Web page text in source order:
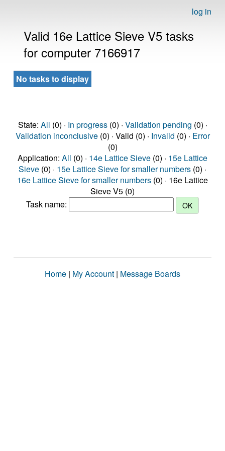
log in
Valid 16e Lattice Sieve V5 tasks
for computer 7166917
No tasks to display
State: All (0) · In progress(0) · Validation pending (0) ·
Validation inconclusive(0) · Valid (0) · Invalid (0) · Error
(0)
Application: All (0) · 14e Lattice Sieve (0) · 15e Lattice
Sieve (0) · 15e Lattice Sieve for smaller numbers (0) ·
16e Lattice Sieve for smaller numbers (0) · 16e Lattice
Sieve V5 (0)
Task name:
Home | My Account | Message Boards